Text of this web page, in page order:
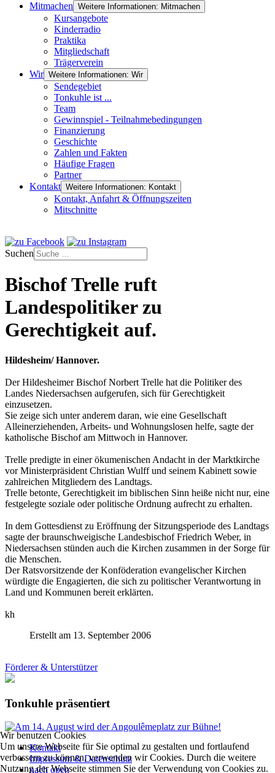
Mitmachen Weitere Informationen: Mitmachen
Kursangebote
Kinderradio
Praktika
Mitgliedschaft
Trägerverein
Wir Weitere Informationen: Wir
Sendegebiet
Tonkuhle ist ...
Team
Gewinnspiel - Teilnahmebedingungen
Finanzierung
Geschichte
Zahlen und Fakten
Häufige Fragen
Partner
Kontakt Weitere Informationen: Kontakt
Kontakt, Anfahrt & Öffnungszeiten
Mitschnitte
Suchen
Bischof Trelle ruft
Landespolitiker zu
Gerechtigkeit auf.
Hildesheim/ Hannover.
Der Hildesheimer Bischof Norbert Trelle hat die Politiker des
Landes Niedersachsen aufgerufen, sich für Gerechtigkeit
einzusetzen.
Sie zeige sich unter anderem daran, wie eine Gesellschaft
Alleinerziehenden, Arbeits- und Wohnungslosen helfe, sagte der
katholische Bischof am Mittwoch in Hannover.
Trelle predigte in einer ökumenischen Andacht in der Marktkirche
vor Ministerpräsident Christian Wulff und seinem Kabinett sowie
zahlreichen Mitgliedern des Landtags.
Trelle betonte, Gerechtigkeit im biblischen Sinn heiße nicht nur, eine
festgelegte soziale oder politische Ordnung aufrecht zu erhalten.
In dem Gottesdienst zu Eröffnung der Sitzungsperiode des Landtags
sagte der braunschweigische Landesbischof Friedrich Weber, in
Niedersachsen stünden auch die Kirchen zusammen in der Sorge für
die Menschen.
Der Ratsvorsitzende der Konföderation evangelischer Kirchen
würdigte die Engagierten, die sich zu politischer Verantwortung in
Land und Kommunen bereit erklärten.
kh
Erstellt am 13. September 2006
Förderer & Unterstützer
Tonkuhle präsentiert
Kontakt
Impressum & Datenschutz
nach oben
Wir benutzen Cookies
Um unsere Webseite für Sie optimal zu gestalten und fortlaufend
verbessern zu können, verwenden wir Cookies. Durch die weitere
Nutzung der Webseite stimmen Sie der Verwendung von Cookies zu.